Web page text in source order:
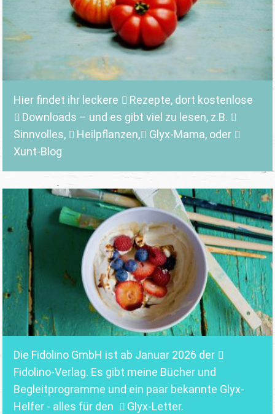
Hier findet ihr leckere Rezepte, dort kostenlose
Downloads – und es gibt viel zu lesen, z.B.
Sinnvolles, Heilpflanzen, Glyx-Mama,oder
Xunt-Blog
Die Fidolino GmbH ist ab Januar 2026 der
Fidolino-Verlag. Es gibt meine Bücher und
Begleitprogramme und ein paar bekannte Glyx-
Helfer - alles für den
Glyx-Letter.